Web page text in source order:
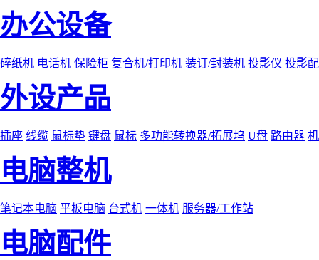
办公设备
碎纸机 电话机 保险柜 复合机/打印机 装订/封装机 投影仪 投影
外设产品
插座 线缆 鼠标垫 键盘 鼠标 多功能转换器/拓展坞 U盘 路由器
电脑整机
笔记本电脑 平板电脑 台式机 一体机 服务器/工作站
电脑配件